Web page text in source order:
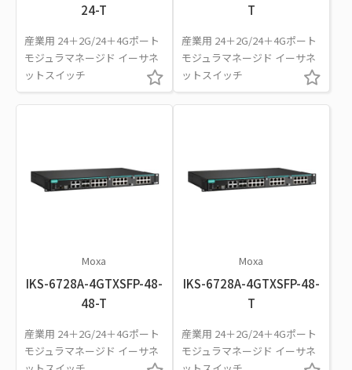
24-T
産業用 24＋2G/24＋4Gポート
モジュラマネージド イーサネ
ットスイッチ
T
産業用 24＋2G/24＋4Gポート
モジュラマネージド イーサネ
ットスイッチ
Moxa
IKS-6728A-4GTXSFP-48-
48-T
産業用 24＋2G/24＋4Gポート
モジュラマネージド イーサネ
Moxa
IKS-6728A-4GTXSFP-48-
T
産業用 24＋2G/24＋4Gポート
モジュラマネージド イーサネ